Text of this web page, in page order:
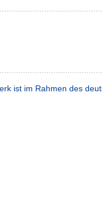
ist im Rahmen des